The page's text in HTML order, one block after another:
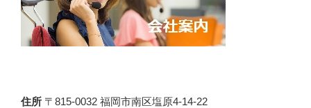
住所 〒815-0032 福岡市南区塩原4-14-22